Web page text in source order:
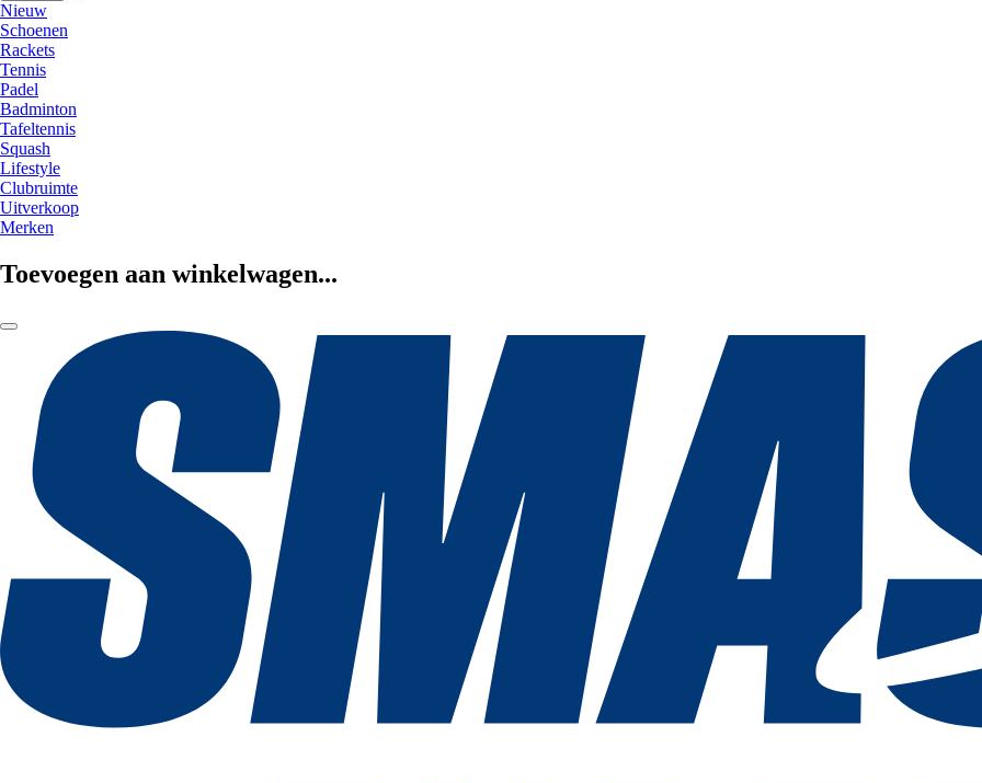
Nieuw
Schoenen
Rackets
Tennis
Padel
Badminton
Tafeltennis
Squash
Lifestyle
Clubruimte
Uitverkoop
Merken
Toevoegen aan winkelwagen...